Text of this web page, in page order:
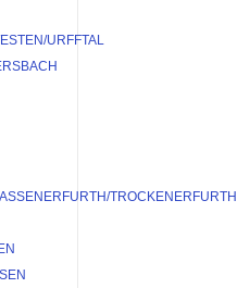
URFFTAL
TROCKENERFURTH